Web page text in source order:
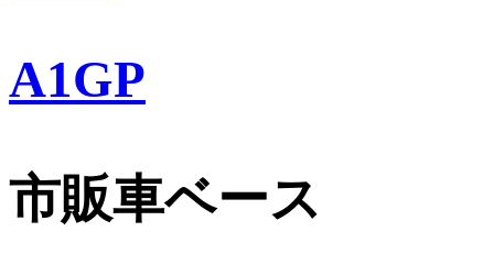
A1GP
市販車ベース